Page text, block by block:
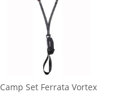
Camp Set Ferrata Vortex